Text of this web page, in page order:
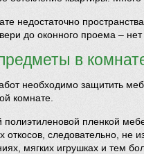
недостаточно
до оконного проема –
в
необходимо защитить
комнате.
полиэтиленовой пленкой
откосов, следовательно, не
мягких игрушках и тем